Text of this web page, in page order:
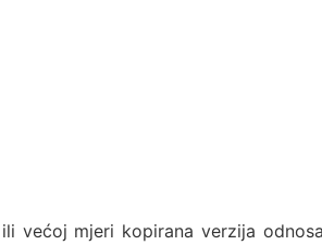
većoj mjeri kopirana verzija